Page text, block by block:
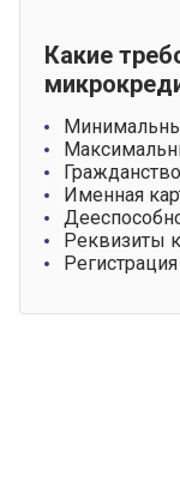
Какие
Именная
Реквизиты